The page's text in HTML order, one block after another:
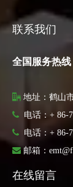
联系我们
全国服务热线
 地址：鹤山
 电话：+ 86-
 电话： + 86-
 邮箱：
在线留言